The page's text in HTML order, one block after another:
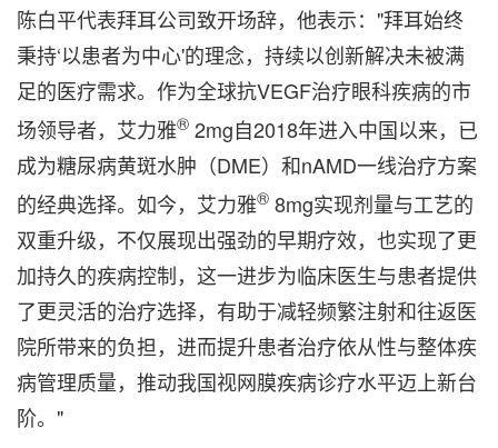
陈白平代表拜耳公司致开场辞，他表示："拜耳始终
秉持‘以患者为中心'的理念，持续以创新解决未被满
足的医疗需求。作为全球抗VEGF治疗眼科疾病的市
场领导者，艾力雅® 2mg自2018年进入中国以来，已
成为糖尿病黄斑水肿（DME）和nAMD一线治疗方案
的经典选择。如今，艾力雅® 8mg实现剂量与工艺的
双重升级，不仅展现出强劲的早期疗效，也实现了更
加持久的疾病控制，这一进步为临床医生与患者提供
了更灵活的治疗选择，有助于减轻频繁注射和往返医
院所带来的负担，进而提升患者治疗依从性与整体疾
病管理质量，推动我国视网膜疾病诊疗水平迈上新台
阶。"